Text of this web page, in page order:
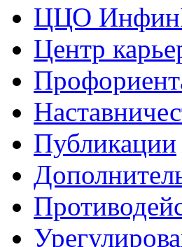
ЦЦО
Центр
Публикации